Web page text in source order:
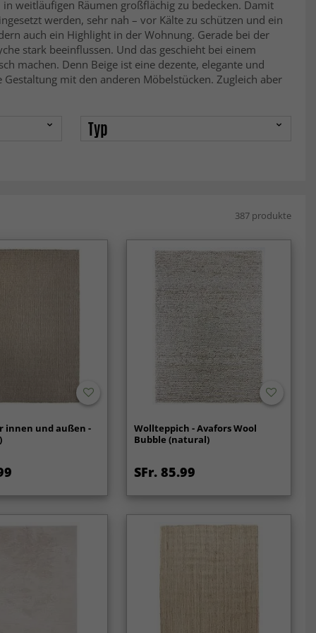
weitläufigen Räumen großflächig zu bedecken. Damit
werden, sehr nah – vor Kälte zu schützen und ein
auch ein Highlight in der Wohnung. Gerade bei der
stark beeinflussen. Und das geschieht bei einem
machen. Denn Beige ist eine dezente, elegante und
mit den anderen Möbelstücken. Zugleich aber
Typ
387 produkte
innen und außen -
Wollteppich - Avafors Wool
Bubble (natural)
SFr. 85.99